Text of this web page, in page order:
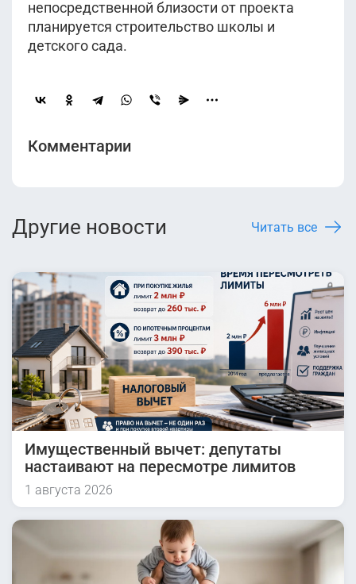
непосредственной близости от проекта
планируется строительство школы и
детского сада.
Комментарии
Другие новости Читать все
Имущественный вычет: депутаты
настаивают на пересмотре лимитов
1 августа 2026